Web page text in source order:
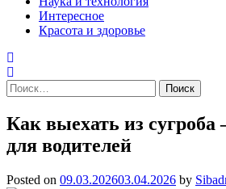
Интересное
Красота и здоровье
Найти:
Как выехать из сугроба
для водителей
Posted on 09.03.202603.04.2026 by